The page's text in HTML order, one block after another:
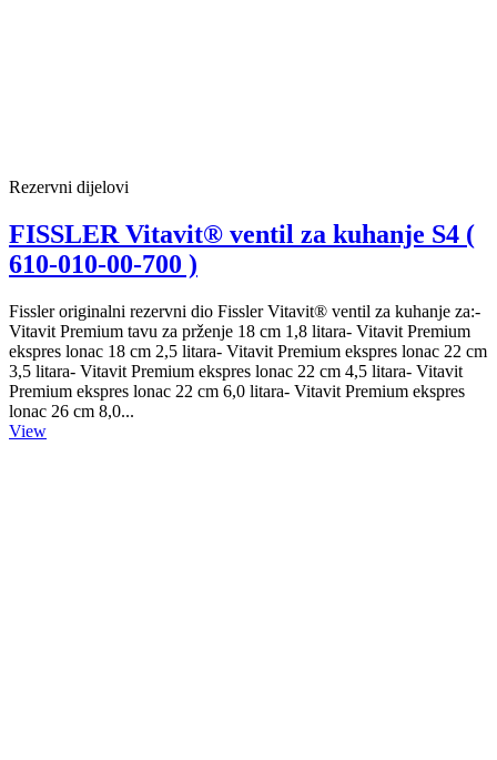
Rezervni dijelovi
FISSLER Vitavit® ventil za kuhanje S4 (
610-010-00-700 )
Fissler originalni rezervni dio Fissler Vitavit® ventil za kuhanje za:-
Vitavit Premium tavu za prženje 18 cm 1,8 litara- Vitavit Premium
ekspres lonac 18 cm 2,5 litara- Vitavit Premium ekspres lonac 22 cm
3,5 litara- Vitavit Premium ekspres lonac 22 cm 4,5 litara- Vitavit
Premium ekspres lonac 22 cm 6,0 litara- Vitavit Premium ekspres
lonac 26 cm 8,0...
View